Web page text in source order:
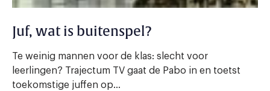
Juf, wat is buitenspel?
Te weinig mannen voor de klas: slecht voor
leerlingen? Trajectum TV gaat de Pabo in en toetst
toekomstige juffen op...